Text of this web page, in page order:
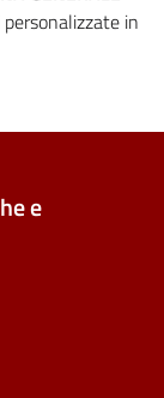
in
e